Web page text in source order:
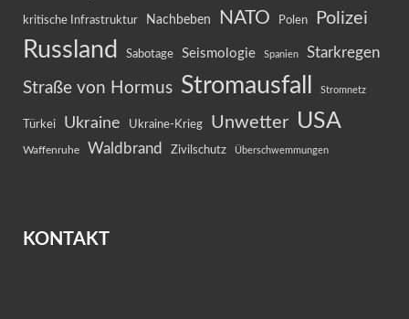
kritische Infrastruktur Nachbeben NATO Polen Polizei
Russland Sabotage Seismologie Spanien Starkregen
Straße von Hormus Stromausfall Stromnetz
Türkei Ukraine Ukraine-Krieg Unwetter USA
Waffenruhe Waldbrand Zivilschutz Überschwemmungen
KONTAKT